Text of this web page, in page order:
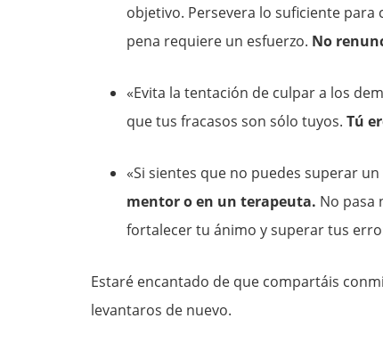
objetivo. Persevera lo suficiente
pena requiere un esfuerzo. No
«Evita la tentación de culpar a los
que tus fracasos son sólo tuyos. Tú
«Si sientes que no puedes superar un
mentor o en un terapeuta. No pasa
fortalecer tu ánimo y superar tus
Estaré encantado de que compartáis
levantaros de nuevo.